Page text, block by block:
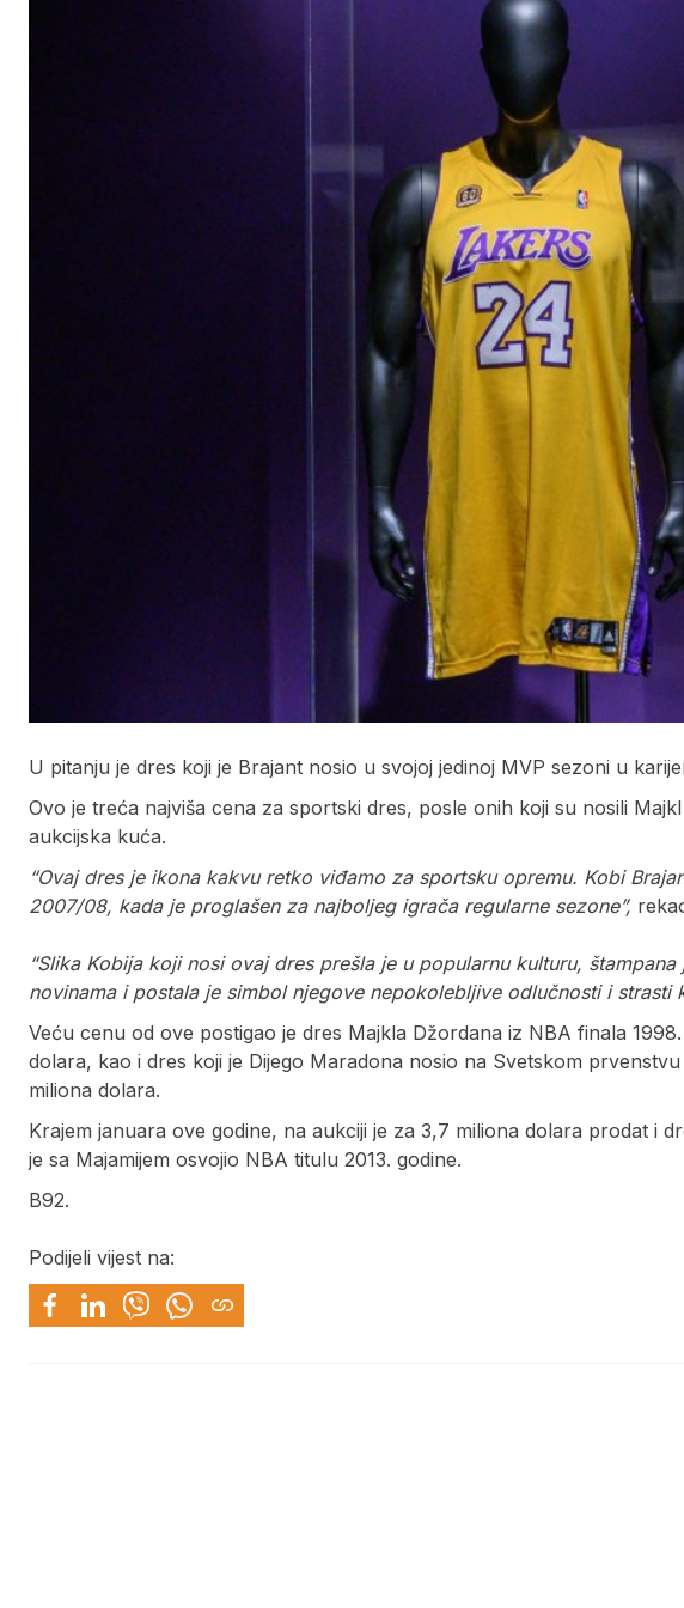
U pitanju je dres koji je Brajant nosio u svojoj jedinoj MVP sezoni u
Ovo je treća najviša cena za sportski dres, posle onih koji su nosili
aukcijska kuća.
“Ovaj dres je ikona kakvu retko viđamo za sportsku opremu. Kobi
2007/08, kada je proglašen za najboljeg igrača regularne sezone”,
“Slika Kobija koji nosi ovaj dres prešla je u popularnu kulturu,
novinama i postala je simbol njegove nepokolebljive odlučnosti i strasti
Veću cenu od ove postigao je dres Majkla Džordana iz NBA finala
dolara, kao i dres koji je Dijego Maradona nosio na Svetskom
miliona dolara.
Krajem januara ove godine, na aukciji je za 3,7 miliona dolara prodat i
je sa Majamijem osvojio NBA titulu 2013. godine.
B92.
Podijeli vijest na: